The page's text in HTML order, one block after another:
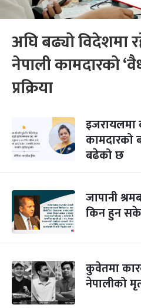
अघि बढ्यो विदेशमा
नेपाली कामदारको
प्रक्रिया
इजरायलमा
कामदारको
बढेको छ
जापानी
किन हुन
कुवेतमा
नेपालीको